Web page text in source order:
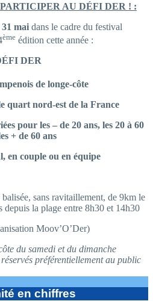
AU DÉFI DER ! :
mai dans le cadre du festival
ème édition cette année :
DER
de longe-côte
quart nord-est de la France
pour les – de 20 ans, les 20 à 60
+ de 60 ans
en couple ou en équipe
sans ravitaillement, de 9km le
depuis la plage entre 8h30 et 14h30
Moov’O’Der)
du samedi et du dimanche
préférentiellement au public
en chiffres